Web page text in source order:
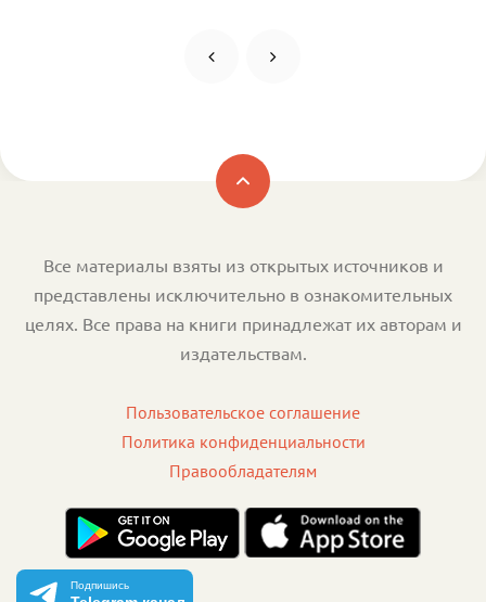
Все материалы взяты из открытых источников и
представлены исключительно в ознакомительных
целях. Все права на книги принадлежат их авторам и
издательствам.
Пользовательское соглашение
Политика конфиденциальности
Правообладателям
Подпишись